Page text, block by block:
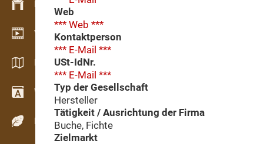
Bestandsmanagement
Video Showroom
Kataloge / Broschüren
Wörterbuch
Holzarten
Web
*** Web ***
Kontaktperson
*** E-Mail ***
USt-IdNr.
*** E-Mail ***
Typ der Gesellschaft
Hersteller
Tätigkeit / Ausrichtung der Firma
Buche, Fichte
Zielmarkt